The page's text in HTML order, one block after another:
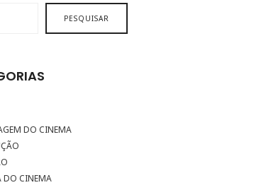
PESQUISAR
DO CINEMA
DO CINEMA